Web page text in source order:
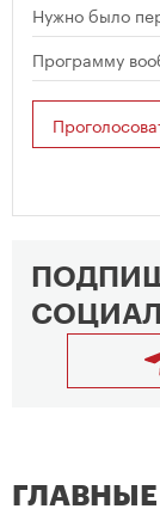
Нужно было
Программу